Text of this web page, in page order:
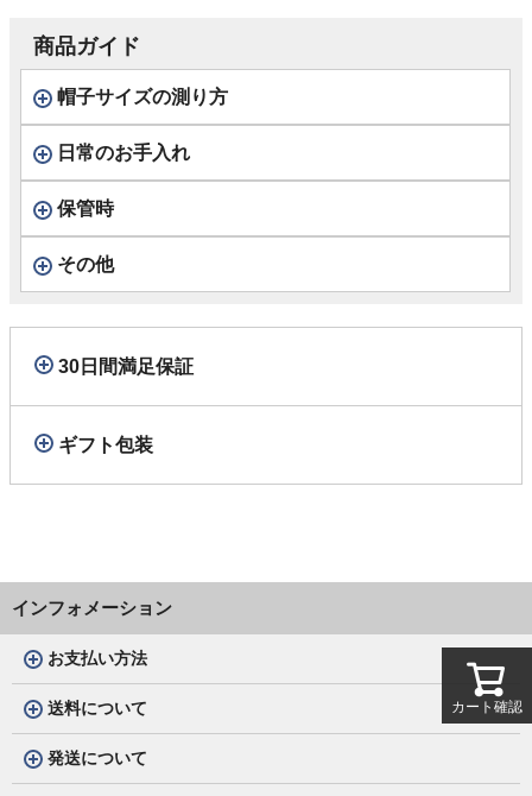
商品ガイド
帽子サイズの測り方
日常のお手入れ
保管時
その他
30日間満足保証
ギフト包装
インフォメーション
お支払い方法
送料について
発送について
カート確認